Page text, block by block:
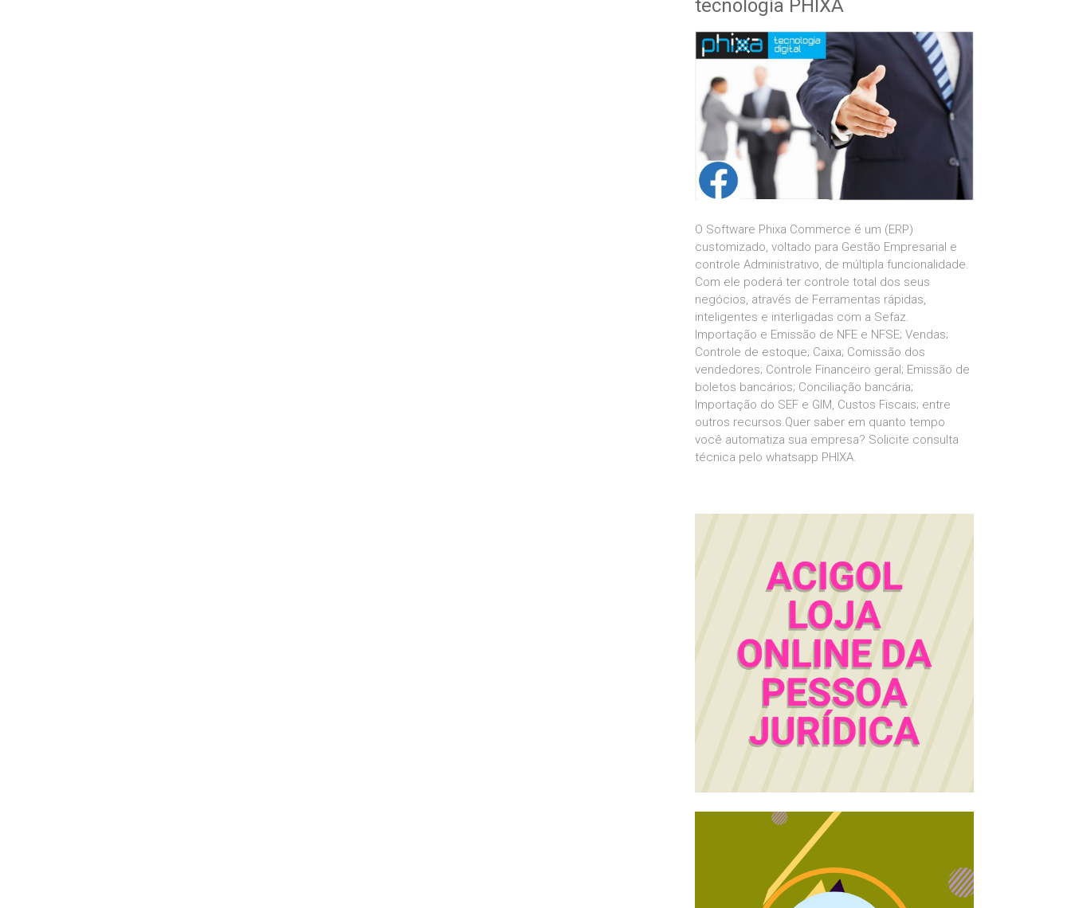
tecnologia PHIXA
O Software Phixa Commerce é um (ERP)
customizado, voltado para Gestão Empresarial e
controle Administrativo, de múltipla funcionalidade.
Com ele poderá ter controle total dos seus
negócios, através de Ferramentas rápidas,
inteligentes e interligadas com a Sefaz.
Importação e Emissão de NFE e NFSE; Vendas;
Controle de estoque; Caixa; Comissão dos
vendedores; Controle Financeiro geral; Emissão de
boletos bancários; Conciliação bancária;
Importação do SEF e GIM, Custos Fiscais; entre
outros recursos.Quer saber em quanto tempo
você automatiza sua empresa? Solicite consulta
técnica pelo whatsapp PHIXA.